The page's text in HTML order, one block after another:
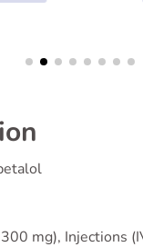
mg), Injections